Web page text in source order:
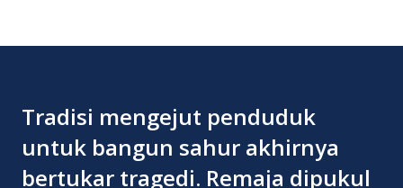
Tradisi mengejut penduduk
untuk bangun sahur akhirnya
bertukar tragedi. Remaja dipukul